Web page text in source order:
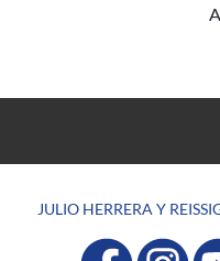
JULIO HERRERA Y